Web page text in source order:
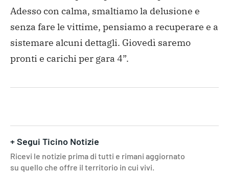
Adesso con calma, smaltiamo la delusione e
senza fare le vittime, pensiamo a recuperare e a
sistemare alcuni dettagli. Giovedì saremo
pronti e carichi per gara 4”.
+ Segui Ticino Notizie
Ricevi le notizie prima di tutti e rimani aggiornato
su quello che offre il territorio in cui vivi.